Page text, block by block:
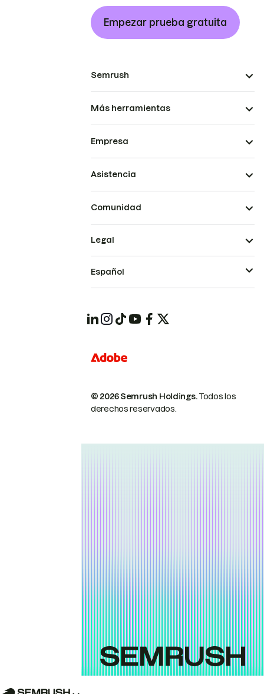
Empezar prueba gratuita
Semrush
Más herramientas
Empresa
Asistencia
Comunidad
© 2026 Semrush Holdings.Todos los
derechos reservados.
Legal
Español